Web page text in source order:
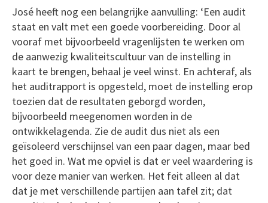
José heeft nog een belangrijke aanvulling: ‘Een audit
staat en valt met een goede voorbereiding. Door al
vooraf met bijvoorbeeld vragenlijsten te werken om
de aanwezig kwaliteitscultuur van de instelling in
kaart te brengen, behaal je veel winst. En achteraf, als
het auditrapport is opgesteld, moet de instelling erop
toezien dat de resultaten geborgd worden,
bijvoorbeeld meegenomen worden in de
ontwikkelagenda. Zie de audit dus niet als een
geïsoleerd verschijnsel van een paar dagen, maar bed
het goed in. Wat me opviel is dat er veel waardering is
voor deze manier van werken. Het feit alleen al dat
dat je met verschillende partijen aan tafel zit; dat